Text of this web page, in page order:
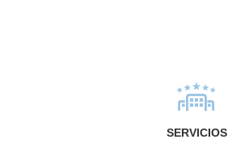
SERVICIOS